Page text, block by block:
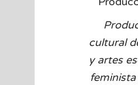
cultural
y artes